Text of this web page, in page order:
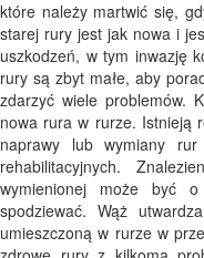
które należy martwić się,
starej rury jest jak nowa i
uszkodzeń, w tym inwazję
rury są zbyt małe, aby
zdarzyć wiele problemów.
nowa rura w rurze. Istnieją
naprawy lub wymiany
rehabilitacyjnych.
wymienionej może być
spodziewać. Wąż
umieszczoną w rurze w